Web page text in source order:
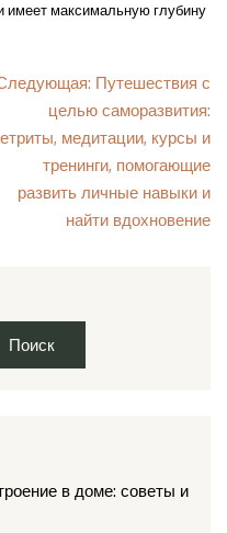
имеет максимальную глубину
Путешествия с
целью саморазвития:
медитации, курсы и
тренинги, помогающие
развить личные навыки и
найти вдохновение
Поиск
в доме: советы и